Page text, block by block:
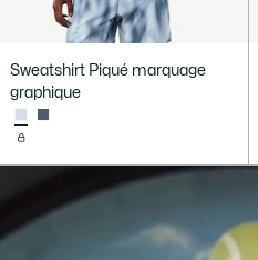
Sweatshirt Piqué marquage
graphique